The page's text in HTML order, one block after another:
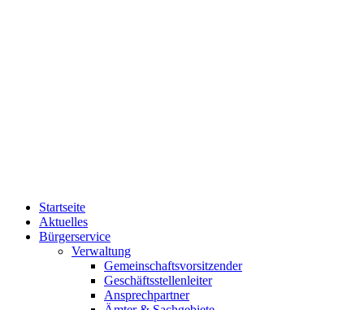
Startseite
Aktuelles
Bürgerservice
Verwaltung
Gemeinschaftsvorsitzender
Geschäftsstellenleiter
Ansprechpartner